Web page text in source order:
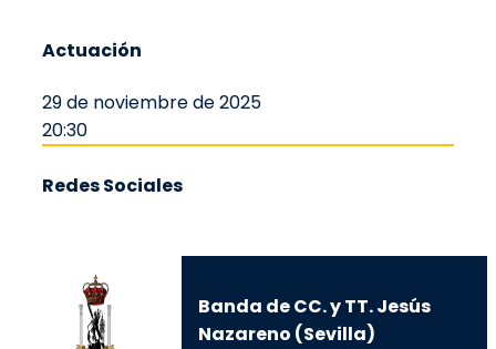
Actuación
29 de noviembre de 2025
20:30
Redes Sociales
Banda de CC. y TT. Jesús
Nazareno (Sevilla)